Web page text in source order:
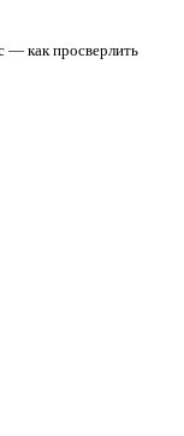
— как просверлить